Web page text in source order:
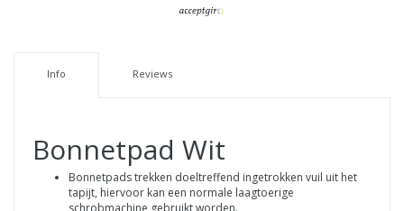
Info Reviews
Bonnetpad Wit
Bonnetpads trekken doeltreffend ingetrokken vuil uit het
tapijt, hiervoor kan een normale laagtoerige
schrobmachine gebruikt worden.